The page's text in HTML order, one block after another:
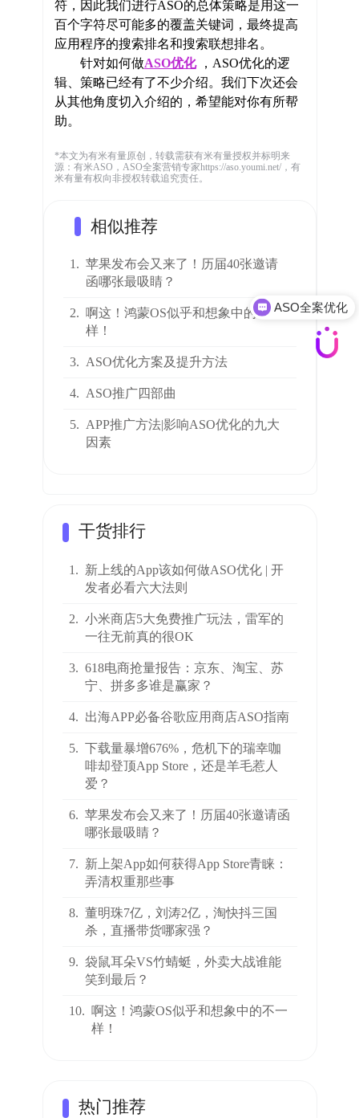
符，因此我们进行ASO的总体策略是用这一
百个字符尽可能多的覆盖关键词，最终提高
应用程序的搜索排名和搜索联想排名。
针对如何做ASO优化，ASO优化的逻
辑、策略已经有了不少介绍。我们下次还会
从其他角度切入介绍的，希望能对你有所帮
助。
*本文为有米有量原创，转载需获有米有量授权并标明来
源：有米ASO，ASO全案营销专家https://aso.youmi.net/，有
米有量有权向非授权转载追究责任。
相似推荐
1. 苹果发布会又来了！历届40张邀请
函哪张最吸睛？
2. 啊这！鸿蒙OS似乎和想象中的不一
样！
3. ASO优化方案及提升方法
4. ASO推广四部曲
5. APP推广方法|影响ASO优化的九大
因素
干货排行
1. 新上线的App该如何做ASO优化 | 开
发者必看六大法则
2. 小米商店5大免费推广玩法，雷军的
一往无前真的很OK
3. 618电商抢量报告：京东、淘宝、苏
宁、拼多多谁是赢家？
4. 出海APP必备谷歌应用商店ASO指南
5. 下载量暴增676%，危机下的瑞幸咖
啡却登顶App Store，还是羊毛惹人
爱？
6. 苹果发布会又来了！历届40张邀请函
哪张最吸睛？
7. 新上架App如何获得App Store青睐：
弄清权重那些事
8. 董明珠7亿，刘涛2亿，淘快抖三国
杀，直播带货哪家强？
9. 袋鼠耳朵VS竹蜻蜓，外卖大战谁能
笑到最后？
10. 啊这！鸿蒙OS似乎和想象中的不一
样！
热门推荐
ASO全案优化